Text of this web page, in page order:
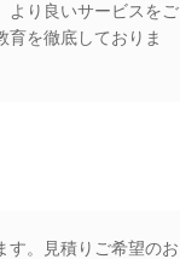
より良いサービスをご
育を徹底しておりま
す。見積りご希望のお